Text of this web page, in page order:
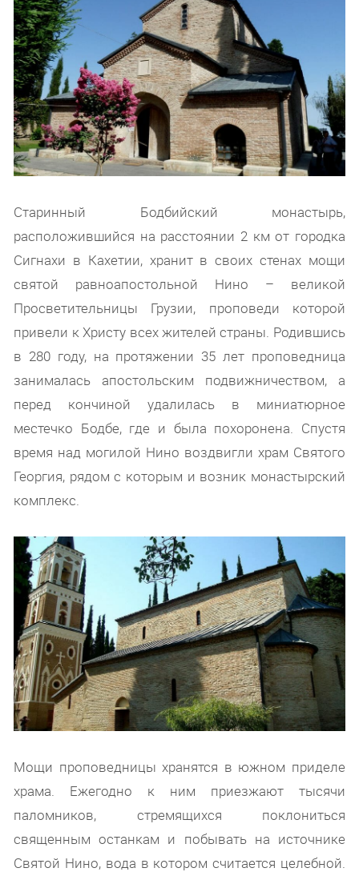
Старинный Бодбийский монастырь,
расположившийся на расстоянии 2 км от городка
Сигнахи в Кахетии, хранит в своих стенах мощи
святой равноапостольной Нино – великой
Просветительницы Грузии, проповеди которой
привели к Христу всех жителей страны. Родившись
в 280 году, на протяжении 35 лет проповедница
занималась апостольским подвижничеством, а
перед кончиной удалилась в миниатюрное
местечко Бодбе, где и была похоронена. Спустя
время над могилой Нино воздвигли храм Святого
Георгия, рядом с которым и возник монастырский
комплекс.
Мощи проповедницы хранятся в южном приделе
храма. Ежегодно к ним приезжают тысячи
паломников, стремящихся поклониться
священным останкам и побывать на источнике
Святой Нино, вода в котором считается целебной.